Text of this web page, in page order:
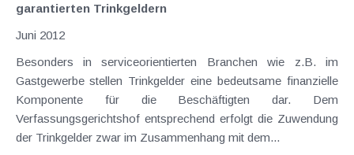
garantierten Trinkgeldern
Juni 2012
Besonders in serviceorientierten Branchen wie z.B. im
Gastgewerbe stellen Trinkgelder eine bedeutsame finanzielle
Komponente für die Beschäftigten dar. Dem
Verfassungsgerichtshof entsprechend erfolgt die Zuwendung
der Trinkgelder zwar im Zusammenhang mit dem...